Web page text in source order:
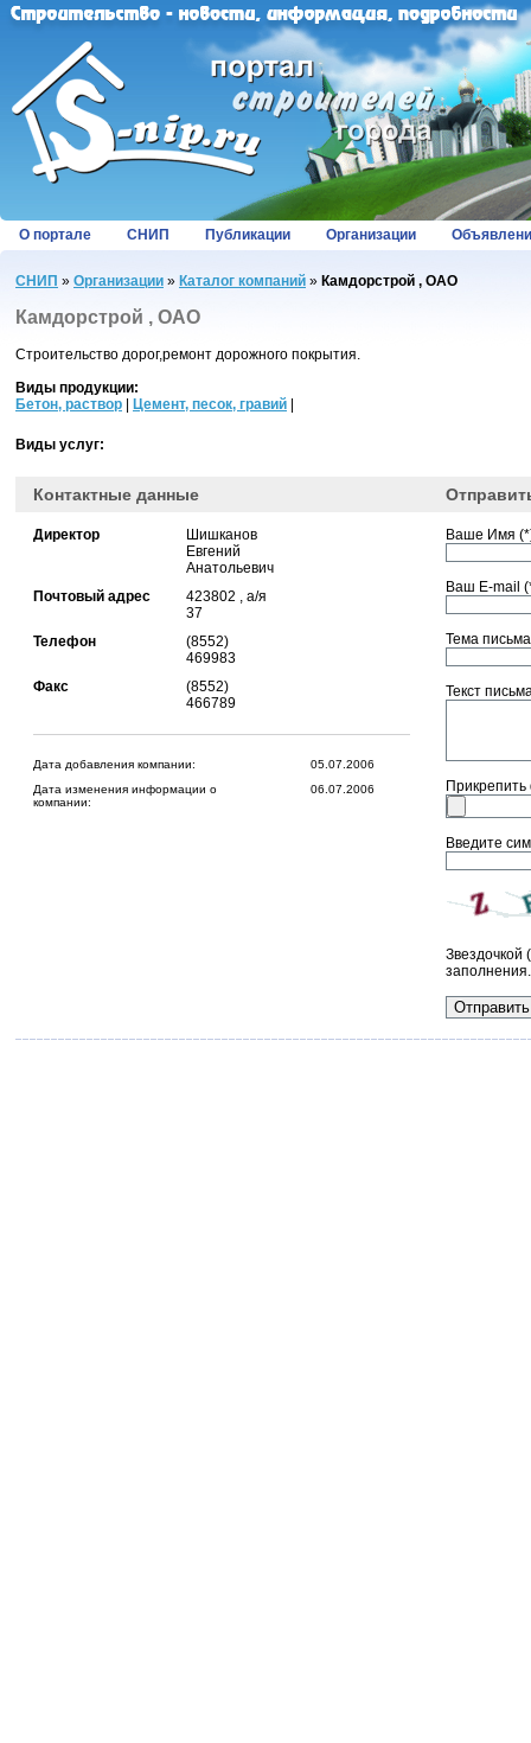
О портале СНИП Публикации Организации
СНИП » Организации » Каталог компаний » Камдорстрой , ОАО
Камдорстрой , ОАО
Строительство дорог,ремонт дорожного покрытия.
Виды продукции:
Бетон, раствор
Цемент, песок, гравий
Виды услуг:
Контактные данные
Директор
Шишканов
Евгений
Анатольевич
Почтовый адрес
423802 , а/я
37
Телефон
(8552)
469983
Факс
(8552)
466789
Дата добавления компании:
05.07.2006
Дата изменения информации о
компании:
06.07.2006
Ваше Имя
Ваш E-mail
Тема
Текст
Введите
Звездочкой
заполнения.